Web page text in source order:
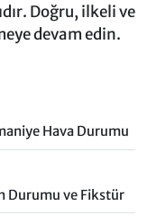
Doğru, ilkeli ve
devam edin.
Hava Durumu
Durumu ve Fikstür